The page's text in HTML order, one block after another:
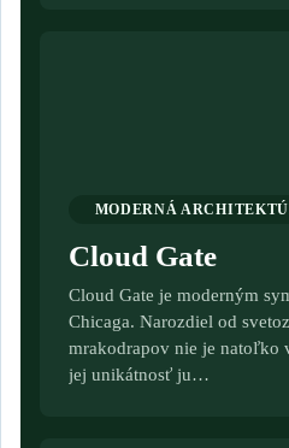
MODERNÁ
Cloud Gate
Cloud Gate je moderným
Chicaga. Narozdiel od
mrakodrapov nie je natoľko
jej unikátnosť ju…